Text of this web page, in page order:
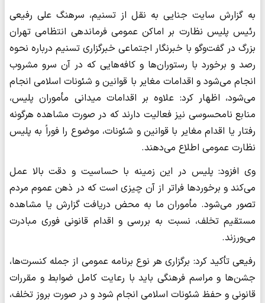
به گزارش سایت جنایی به نقل از تسنیم، سرهنگ علی رفیعی
رئیس پلیس نظارت بر اماکن عمومی فرماندهی انتظامی تهران
بزرگ در گفت‌وگو با خبرنگار اجتماعی خبرگزاری تسنیم درباره نحوه
رصد و برخورد با رستوران‌ها و کافه‌هایی که در آن سرو مشروب
انجام می‌شود و اقدامات مغایر با قوانین و شئونات اسلامی انجام
می‌شود، اظهار کرد: علاوه بر اقدامات میدانی مأموران پلیس،
منابع نامحسوسی نیز فعالیت دارند که در صورت مشاهده هرگونه
رفتار یا اقدام مغایر با قوانین و شئونات، موضوع را فوراً به پلیس
نظارت عمومی اطلاع می‌دهند.
وی افزود: پلیس در این زمینه با حساسیت و دقت بالا عمل
می‌کند و برخوردها فراتر از آن چیزی است که در ذهن عموم مردم
تصور می‌شود. مأموران ما به محض دریافت گزارش یا مشاهده
مستقیم تخلف، نسبت به بررسی و اقدام قانونی فوری مبادرت
می‌ورزند.
رفیعی تأکید کرد: برگزاری هر نوع برنامه عمومی از جمله کنسرت‌ها،
جشن‌ها و مراسم فرهنگی باید با رعایت کامل ضوابط و مقررات
قانونی و حفظ شئونات اسلامی انجام شود و در صورت بروز تخلف،